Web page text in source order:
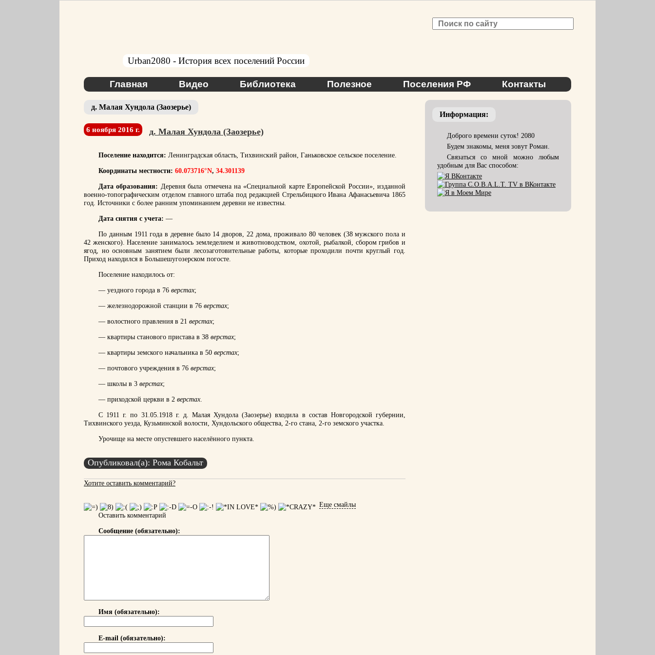
Urban2080 - История всех поселений России
Главная Видео Библиотека Полезное Поселения РФ Контакты
д. Малая Хундола (Заозерье)
6 ноября 2016 г. д. Малая Хундола (Заозерье)
Поселение находится: Ленинградская область, Тихвинский район, Ганьковское сельское поселение.
Координаты местности: 60.073716°N, 34.301139
Дата образования: Деревня была отмечена на «Специальной карте Европейской России», изданной
военно-топографическим отделом главного штаба под редакцией Стрельбицкого Ивана Афанасьевича 1865
год. Источники с более ранним упоминанием деревни не известны.
Дата снятия с учета: —
По данным 1911 года в деревне было 14 дворов, 22 дома, проживало 80 человек (38 мужского пола и
42 женского). Население занималось земледелием и животноводством, охотой, рыбалкой, сбором грибов и
ягод, но основным занятием были лесозаготовительные работы, которые проходили почти круглый год.
Приход находился в Большешугозерском погосте.
Поселение находилось от:
— уездного города в 76 верстах;
— железнодорожной станции в 76 верстах;
— волостного правления в 21 верстах;
— квартиры станового пристава в 38 верстах;
— квартиры земского начальника в 50 верстах;
— почтового учреждения в 76 верстах;
— школы в 3 верстах;
— приходской церкви в 2 верстах.
С 1911 г. по 31.05.1918 г. д. Малая Хундола (Заозерье) входила в состав Новгородской губернии,
Тихвинского уезда, Кузьминской волости, Хундольского общества, 2-го стана, 2-го земского участка.
Урочище на месте опустевшего населённого пункта.
Опубликовал(а): Рома Кобальт
Хотите оставить комментарий?
Еще смайлы
Оставить комментарий
Сообщение (обязательно):
Имя (обязательно):
E-mail (обязательно):
Информация:
Доброго времени суток! 2080
Будем знакомы, меня зовут Роман.
Связаться со мной можно любым
удобным для Вас способом: